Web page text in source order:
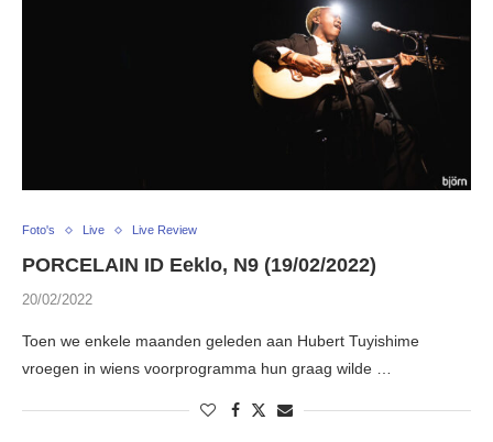
Foto's Live Live Review
PORCELAIN ID Eeklo, N9 (19/02/2022)
20/02/2022
Toen we enkele maanden geleden aan Hubert Tuyishime
vroegen in wiens voorprogramma hun graag wilde …